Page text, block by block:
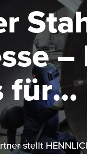
–
für
stellt